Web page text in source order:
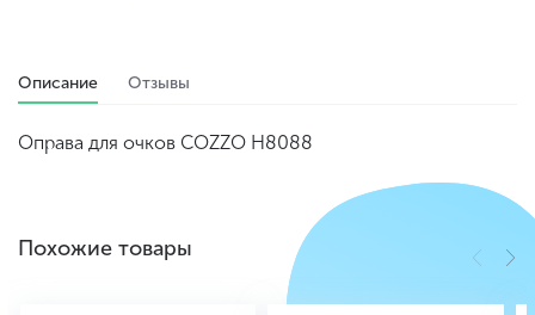
Описание Отзывы
Оправа для очков COZZO H8088
Похожие товары